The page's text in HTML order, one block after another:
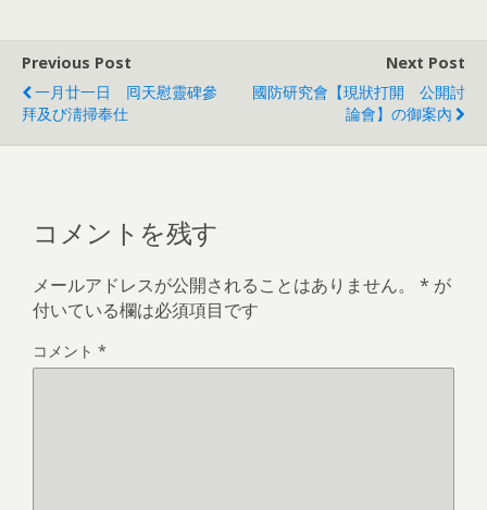
Previous Post
一月廿一日 囘天慰靈碑參
拜及び淸掃奉仕
Next Post
國防研究會【現狀打開 公開討
論會】の御案內
コメントを残す
メールアドレスが公開されることはありません。 * が
付いている欄は必須項目です
コメント *